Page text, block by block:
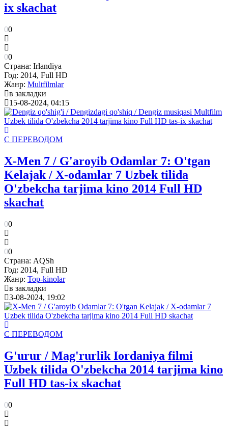
ix skachat
00
00
Страна: Irlandiya
Год: 2014, Full HD
Жанр: Multfilmlar
в закладки
15-08-2024, 04:15
С ПЕРЕВОДОМ
X-Men 7 / G'aroyib Odamlar 7: O'tgan
Kelajak / X-odamlar 7 Uzbek tilida
O'zbekcha tarjima kino 2014 Full HD
skachat
00
00
Страна: AQSh
Год: 2014, Full HD
Жанр: Top-kinolar
в закладки
3-08-2024, 19:02
С ПЕРЕВОДОМ
G'urur / Mag'rurlik Iordaniya filmi
Uzbek tilida O'zbekcha 2014 tarjima kino
Full HD tas-ix skachat
00